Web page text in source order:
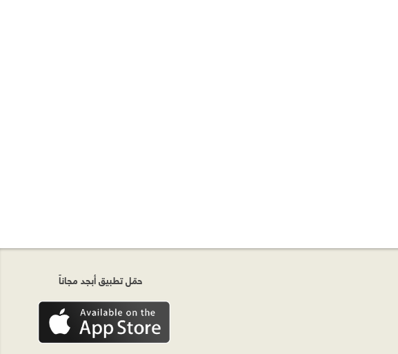
حمّل تطبيق أبجد مجاناً